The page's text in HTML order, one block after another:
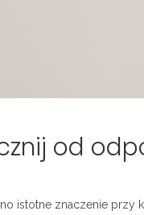
od
istotne znaczenie przy